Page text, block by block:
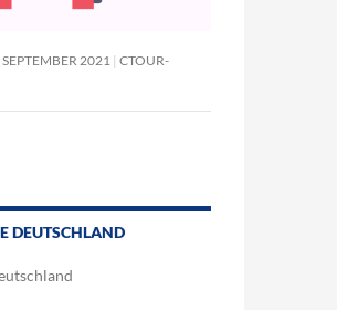
2021
CTOUR-
DEUTSCHLAND